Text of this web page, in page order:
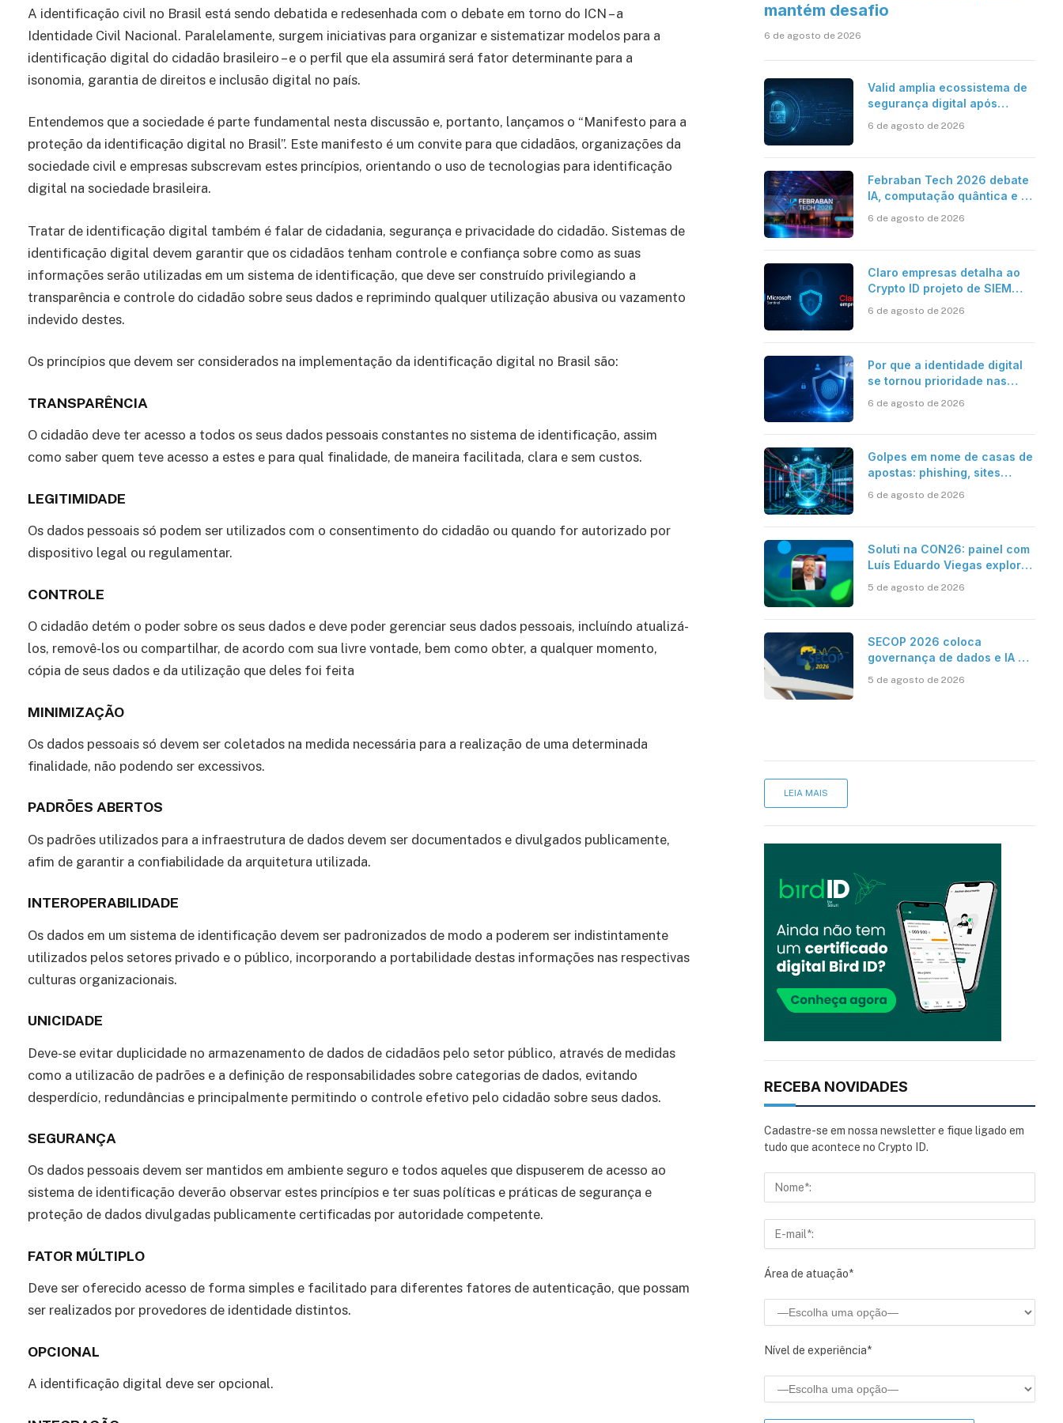
A identificação civil no Brasil está sendo debatida e redesenhada com o debate em torno do ICN – a
Identidade Civil Nacional. Paralelamente, surgem iniciativas para organizar e sistematizar modelos para a
identificação digital do cidadão brasileiro – e o perfil que ela assumirá será fator determinante para a
isonomia, garantia de direitos e inclusão digital no país.
Entendemos que a sociedade é parte fundamental nesta discussão e, portanto, lançamos o “Manifesto para a
proteção da identificação digital no Brasil”. Este manifesto é um convite para que cidadãos, organizações da
sociedade civil e empresas subscrevam estes princípios, orientando o uso de tecnologias para identificação
digital na sociedade brasileira.
Tratar de identificação digital também é falar de cidadania, segurança e privacidade do cidadão. Sistemas de
identificação digital devem garantir que os cidadãos tenham controle e confiança sobre como as suas
informações serão utilizadas em um sistema de identificação, que deve ser construído privilegiando a
transparência e controle do cidadão sobre seus dados e reprimindo qualquer utilização abusiva ou vazamento
indevido destes.
Os princípios que devem ser considerados na implementação da identificação digital no Brasil são:
TRANSPARÊNCIA
O cidadão deve ter acesso a todos os seus dados pessoais constantes no sistema de identificação, assim
como saber quem teve acesso a estes e para qual finalidade, de maneira facilitada, clara e sem custos.
LEGITIMIDADE
Os dados pessoais só podem ser utilizados com o consentimento do cidadão ou quando for autorizado por
dispositivo legal ou regulamentar.
CONTROLE
O cidadão detém o poder sobre os seus dados e deve poder gerenciar seus dados pessoais, incluíndo atualizá-
los, removê-los ou compartilhar, de acordo com sua livre vontade, bem como obter, a qualquer momento,
cópia de seus dados e da utilização que deles foi feita
MINIMIZAÇÃO
Os dados pessoais só devem ser coletados na medida necessária para a realização de uma determinada
finalidade, não podendo ser excessivos.
PADRÕES ABERTOS
Os padrões utilizados para a infraestrutura de dados devem ser documentados e divulgados publicamente,
afim de garantir a confiabilidade da arquitetura utilizada.
INTEROPERABILIDADE
Os dados em um sistema de identificação devem ser padronizados de modo a poderem ser indistintamente
utilizados pelos setores privado e o público, incorporando a portabilidade destas informações nas respectivas
culturas organizacionais.
UNICIDADE
Deve-se evitar duplicidade no armazenamento de dados de cidadãos pelo setor público, através de medidas
como a utilizacão de padrões e a definição de responsabilidades sobre categorias de dados, evitando
desperdício, redundâncias e principalmente permitindo o controle efetivo pelo cidadão sobre seus dados.
SEGURANÇA
Os dados pessoais devem ser mantidos em ambiente seguro e todos aqueles que dispuserem de acesso ao
sistema de identificação deverão observar estes princípios e ter suas políticas e práticas de segurança e
proteção de dados divulgadas publicamente certificadas por autoridade competente.
FATOR MÚLTIPLO
Deve ser oferecido acesso de forma simples e facilitado para diferentes fatores de autenticação, que possam
ser realizados por provedores de identidade distintos.
OPCIONAL
A identificação digital deve ser opcional.
mantém desafio
6 de agosto de 2026
Valid amplia ecossistema de
segurança digital após
6 de agosto de 2026
Febraban Tech 2026 debate
IA, computação quântica e os
bancária
6 de agosto de 2026
Claro empresas detalha ao
Crypto ID projeto de SIEM
resposta automatizada
6 de agosto de 2026
Por que a identidade digital
se tornou prioridade nas
6 de agosto de 2026
Golpes em nome de casas de
apostas: phishing, sites
6 de agosto de 2026
Soluti na CON26: painel com
Luís Eduardo Viegas explora
eficiência da Contabilidade
5 de agosto de 2026
SECOP 2026 coloca
governança de dados e IA no
5 de agosto de 2026
LEIA MAIS
RECEBA NOVIDADES
Cadastre-se em nossa newsletter e fique ligado em
tudo que acontece no Crypto ID.
Área de atuação*
Nível de experiência*